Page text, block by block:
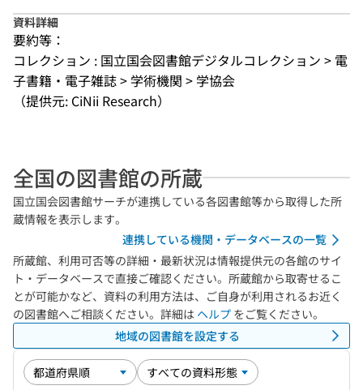
資料詳細
要約等：
コレクション : 国立国会図書館デジタルコレクション > 電
子書籍・電子雑誌 > 学術機関 > 学協会
（提供元: CiNii Research）
全国の図書館の所蔵
国立国会図書館サーチが連携している各図書館等から取得した所
蔵情報を表示します。
連携している機関・データベースの一覧
所蔵館、利用可否等の詳細・最新状況は情報提供元の各館のサイ
ト・データベースで直接ご確認ください。所蔵館から取寄せるこ
とが可能かなど、資料の利用方法は、ご自身が利用されるお近く
の図書館へご相談ください。詳細は ヘルプ をご覧ください。
地域の図書館を設定する